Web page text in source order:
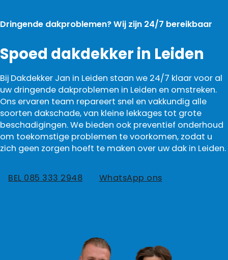
Dringende dakproblemen? Wij zijn 24/7 bereikbaar
Spoed dakdekker in Leiden
Bij Dakdekker Jan in Leiden staan we 24/7 klaar voor al
uw dringende dakproblemen in Leiden en omstreken.
Ons ervaren team repareert snel en vakkundig alle
soorten dakschade, van kleine lekkages tot grote
beschadigingen. We bieden ook preventief onderhoud
om toekomstige problemen te voorkomen, zodat u
zich geen zorgen hoeft te maken over uw dak in Leiden.
BEL 085 333 2948 WhatsApp ons